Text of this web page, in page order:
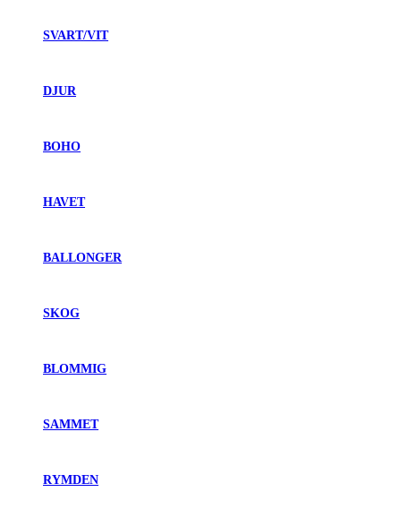
SVART/VIT
DJUR
BOHO
HAVET
BALLONGER
SKOG
BLOMMIG
SAMMET
RYMDEN